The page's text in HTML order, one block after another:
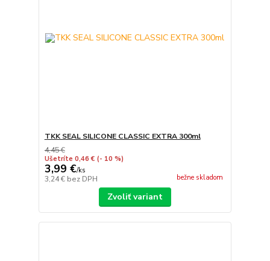
TKK SEAL SILICONE CLASSIC EXTRA 300ml
4,45 €
Ušetríte 0,46 € (- 10 %)
3,99 €/ks
3,24 € bez DPH bežne skladom
Zvoliť variant